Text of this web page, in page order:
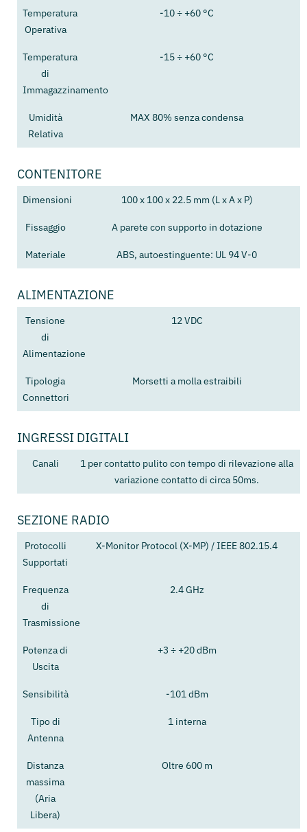
Temperatura
Operativa
-10 ÷ +60 °C
Temperatura
di
Immagazzinamento
-15 ÷ +60 °C
Umidità
Relativa
MAX 80% senza condensa
CONTENITORE
Dimensioni 100 x 100 x 22.5 mm (L x A x P)
Fissaggio A parete con supporto in dotazione
Materiale ABS, autoestinguente: UL 94 V-0
ALIMENTAZIONE
Tensione
di
Alimentazione
12 VDC
Tipologia
Connettori
Morsetti a molla estraibili
INGRESSI DIGITALI
Canali
1 per contatto pulito con tempo di rilevazione alla
variazione contatto di circa 50ms.
SEZIONE RADIO
Protocolli
Supportati
X-Monitor Protocol (X-MP) / IEEE 802.15.4
Frequenza
di
Trasmissione
2.4 GHz
Potenza di
Uscita
+3 ÷ +20 dBm
Sensibilità -101 dBm
Tipo di
Antenna
1 interna
Distanza
massima
(Aria
Libera)
Oltre 600 m